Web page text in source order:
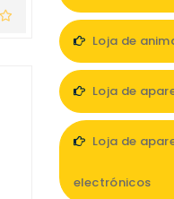
Loja de
Loja de
Loja de
electrónicos